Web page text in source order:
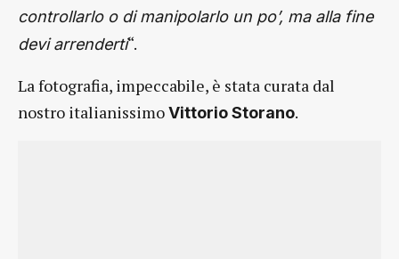
controllarlo o di manipolarlo un po’, ma alla fine
devi arrenderti“.
La fotografia, impeccabile, è stata curata dal
nostro italianissimoVittorio Storano.